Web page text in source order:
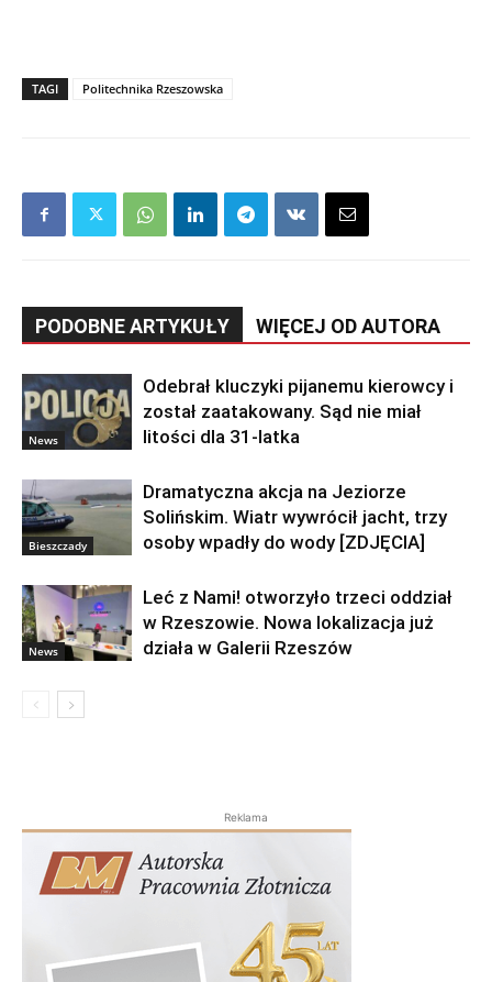
TAGI Politechnika Rzeszowska
PODOBNE ARTYKUŁY WIĘCEJ OD AUTORA
News
Odebrał kluczyki pijanemu kierowcy i
został zaatakowany. Sąd nie miał
litości dla 31-latka
Bieszczady
Dramatyczna akcja na Jeziorze
Solińskim. Wiatr wywrócił jacht, trzy
osoby wpadły do wody [ZDJĘCIA]
News
Leć z Nami! otworzyło trzeci oddział
w Rzeszowie. Nowa lokalizacja już
działa w Galerii Rzeszów
Reklama